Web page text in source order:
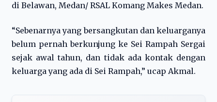
di Belawan, Medan/ RSAL Komang Makes Medan.
“Sebenarnya yang bersangkutan dan keluarganya
belum pernah berkunjung ke Sei Rampah Sergai
sejak awal tahun, dan tidak ada kontak dengan
keluarga yang ada di Sei Rampah,” ucap Akmal.